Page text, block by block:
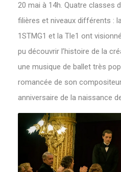
20 mai à 14h. Quatre classes
filières et niveaux différents :
1STMG1 et la Tle1 ont
pu découvrir l’histoire de la
une musique de ballet très
romancée de son
anniversaire de la naissance